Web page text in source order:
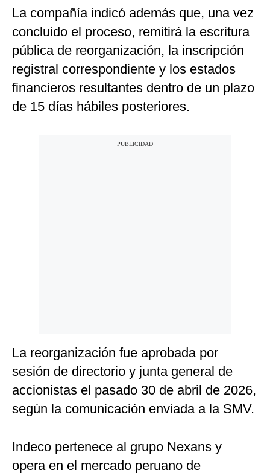
La compañía indicó además que, una vez
concluido el proceso, remitirá la escritura
pública de reorganización, la inscripción
registral correspondiente y los estados
financieros resultantes dentro de un plazo
de 15 días hábiles posteriores.
La reorganización fue aprobada por
sesión de directorio y junta general de
accionistas el pasado 30 de abril de 2026,
según la comunicación enviada a la SMV.
Indeco pertenece al grupo Nexans y
opera en el mercado peruano de